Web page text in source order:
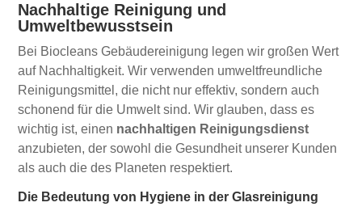
Nachhaltige Reinigung und
Umweltbewusstsein
Bei Biocleans Gebäudereinigung legen wir großen Wert
auf Nachhaltigkeit. Wir verwenden umweltfreundliche
Reinigungsmittel, die nicht nur effektiv, sondern auch
schonend für die Umwelt sind. Wir glauben, dass es
wichtig ist, einen nachhaltigen Reinigungsdienst
anzubieten, der sowohl die Gesundheit unserer Kunden
als auch die des Planeten respektiert.
Die Bedeutung von Hygiene in der Glasreinigung